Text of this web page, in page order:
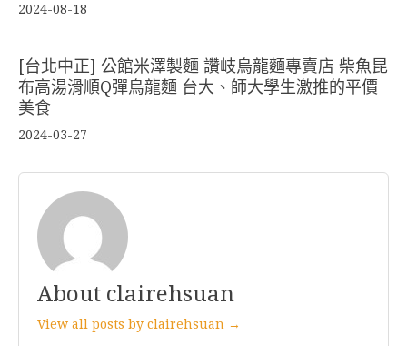
2024-08-18
[台北中正] 公館米澤製麵 讚岐烏龍麵專賣店 柴魚昆
布高湯滑順Q彈烏龍麵 台大、師大學生激推的平價
美食
2024-03-27
About clairehsuan
View all posts by clairehsuan →